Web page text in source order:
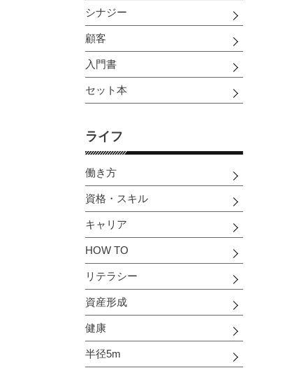
シナジー
顧客
入門書
セット本
ライフ
働き方
資格・スキル
キャリア
HOW TO
リテラシー
資産形成
健康
半径5m